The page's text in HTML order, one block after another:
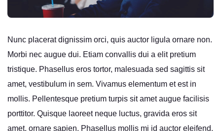
Nunc placerat dignissim orci, quis auctor ligula ornare non.
Morbi nec augue dui. Etiam convallis dui a elit pretium
tristique. Phasellus eros tortor, malesuada sed sagittis sit
amet, vestibulum in sem. Vivamus elementum et est in
mollis. Pellentesque pretium turpis sit amet augue facilisis
porttitor. Quisque laoreet neque luctus, gravida eros sit
amet, ornare sapien. Phasellus mollis mi id auctor eleifend.